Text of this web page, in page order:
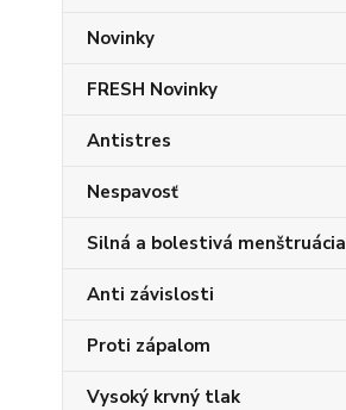
Novinky
FRESH Novinky
Antistres
Nespavosť
Silná a bolestivá menštruácia
Anti závislosti
Proti zápalom
Vysoký krvný tlak